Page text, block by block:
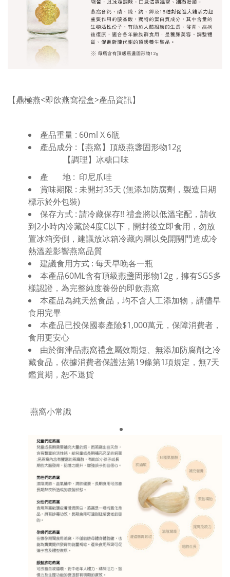
【鼎極燕<即飲燕窩禮盒>產品資訊】
產品重量 : 60ml X 6瓶
產品成分 :【燕窩】頂級燕盞固形物12g
【調理】冰糖口味
產 地 : 印尼爪哇
賞味期限 : 未開封35天 (無添加防腐劑，製造日期
標示於外包裝)
保存方式 : 請冷藏保存!! 禮盒將以低溫宅配，請收
到2小時內冷藏於4度C以下，開封後立即食用，勿放
置冰箱旁側，建議放冰箱冷藏內層以免開關門造成冷
熱溫差影響燕窩品質
建議食用方式 : 每天早晚各一瓶
本產品60ML含有頂級燕盞固形物12g，擁有SGS多
樣認證，為完整純度養份的即飲燕窩
本產品為純天然食品，均不含人工添加物，請儘早
食用完畢
本產品已投保國泰產險$1,000萬元，保障消費者，
食用更安心
由於御津品燕窩禮盒屬效期短、無添加防腐劑之冷
藏食品，依據消費者保護法第19條第1項規定，無7天
鑑賞期，恕不退貨
燕窩小常識